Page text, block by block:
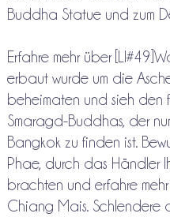
Buddha Statue und zum
Erfahre mehr über
erbaut wurde um die
beheimaten und sieh den
Smaragd-Buddhas, der
Bangkok zu finden ist.
Phae, durch das Händler
brachten und erfahre
Chiang Mais. Schlendere